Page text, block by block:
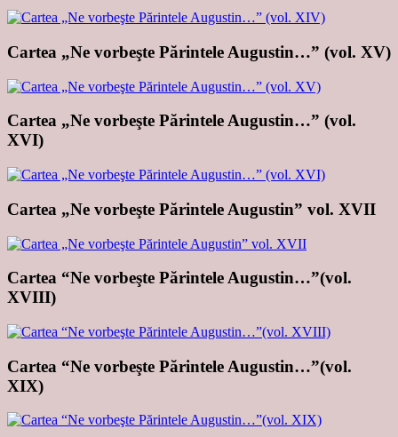
Cartea „Ne vorbeşte Părintele Augustin…” (vol. XV)
Cartea „Ne vorbeşte Părintele Augustin…” (vol.
XVI)
Cartea „Ne vorbeşte Părintele Augustin” vol. XVII
Cartea “Ne vorbeşte Părintele Augustin…”(vol.
XVIII)
Cartea “Ne vorbeşte Părintele Augustin…”(vol.
XIX)